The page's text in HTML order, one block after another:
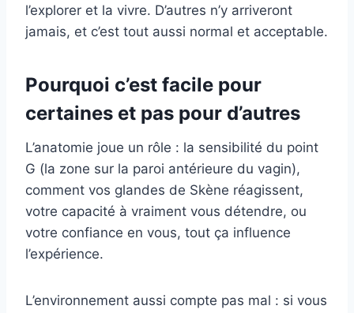
l’explorer et la vivre. D’autres n’y arriveront
jamais, et c’est tout aussi normal et acceptable.
Pourquoi c’est facile pour
certaines et pas pour d’autres
L’anatomie joue un rôle : la sensibilité du point
G (la zone sur la paroi antérieure du vagin),
comment vos glandes de Skène réagissent,
votre capacité à vraiment vous détendre, ou
votre confiance en vous, tout ça influence
l’expérience.
L’environnement aussi compte pas mal : si vous